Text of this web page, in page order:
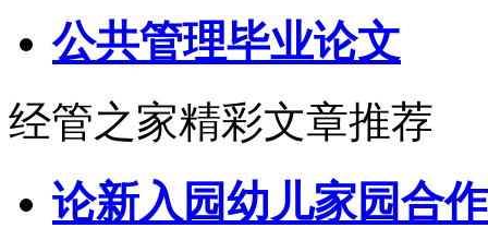
公共管理毕业论文
经管之家精彩文章推荐
论新入园幼儿家园合